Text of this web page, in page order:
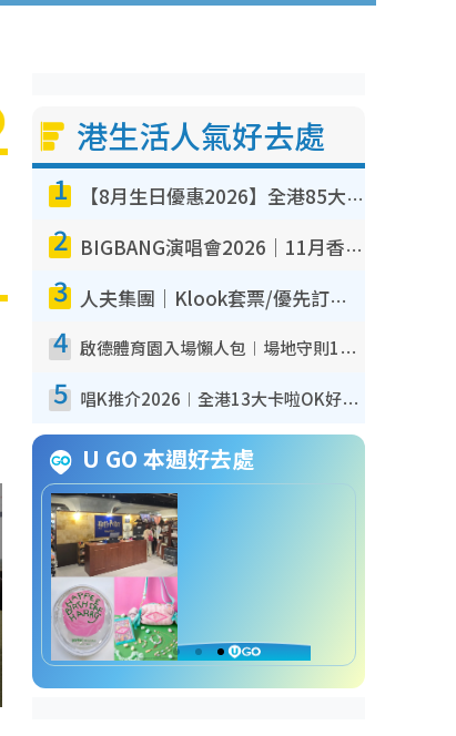
港生活人氣好去處
1 【8月生日優惠2026】全港85大食買玩著數攻略 自助餐/火鍋放題同行免費＋誠品/DONKI送現金券
2 BIGBANG演唱會2026｜11月香港啟德開3場！實名制VIP申請、優先購票攻略
3 人夫集團｜Klook套票/優先訂票/公開發售搶飛攻略！附票價.購票連結.場地座位表
4 啟德體育園入場懶人包︱場地守則12違禁品不可進場准帶細水樽但全場禁樽蓋！應援牌有限制！
5 唱K推介2026︱全港13大卡啦OK好去處！最平$36起 日文K都有！(附地址+收費詳情)
U GO 本週好去處